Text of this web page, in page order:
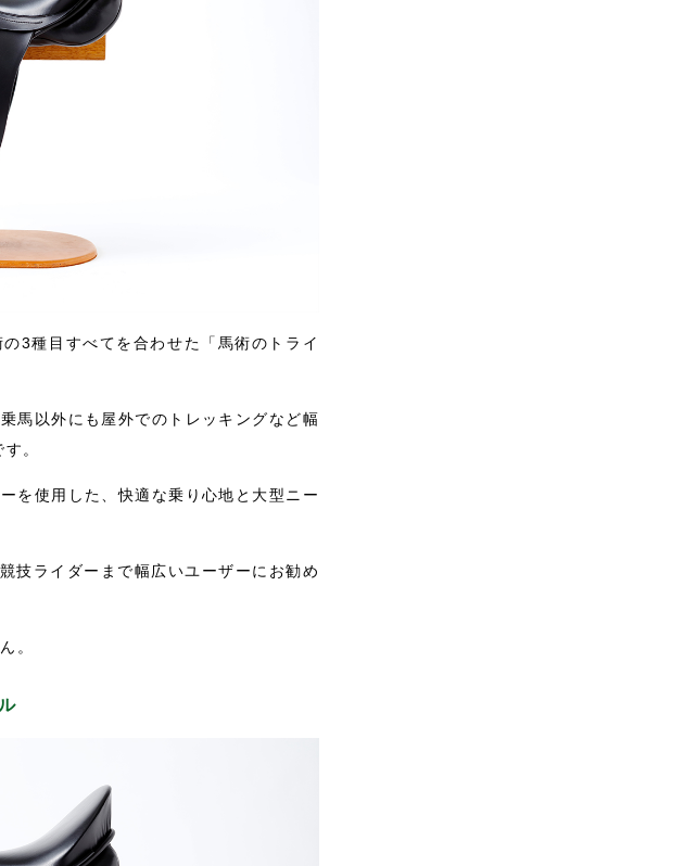
3種目すべてを合わせた「馬術のトライ
馬以外にも屋外でのトレッキングなど幅
す。
を使用した、快適な乗り心地と大型ニー
技ライダーまで幅広いユーザーにお勧め
。